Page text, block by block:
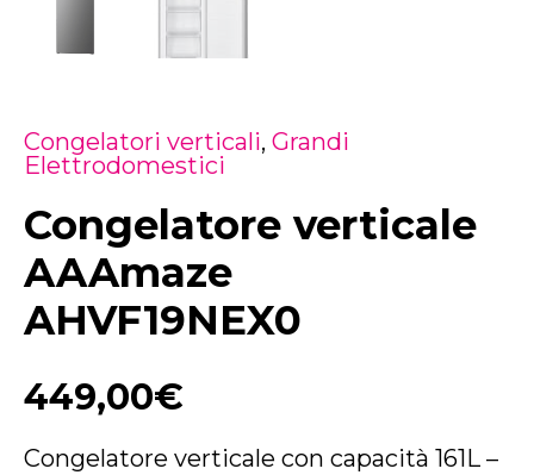
Congelatori verticali, Grandi
Elettrodomestici
Congelatore verticale
AAAmaze
AHVF19NEX0
449,00€
Congelatore verticale con capacità 161L –